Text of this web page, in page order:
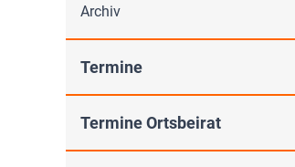
Archiv
Termine
Termine Ortsbeirat